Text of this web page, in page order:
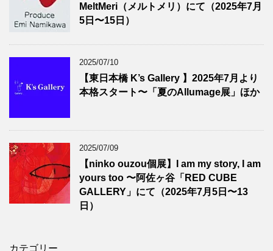
MeltMeri（メルトメリ）にて（2025年7月
5日〜15日）
2025/07/10
【東日本橋 K’s Gallery 】2025年7月より
本格スタート〜「夏のAllumage展」ほか
2025/07/09
【ninko ouzou個展】I am my story, I am
yours too 〜阿佐ヶ谷「RED CUBE
GALLERY」にて（2025年7月5日〜13
日）
カテゴリー